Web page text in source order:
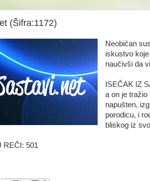
(Šifra:1172)
Neobičan
iskustvo
naučivši da
ISEČAK IZ
a on je tražio
napušten,
porodicu, i
bliskog iz
REČI: 501